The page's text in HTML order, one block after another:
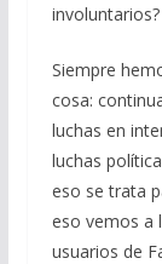
involuntarios?
Siempre
cosa:
luchas en
luchas
eso se trata
eso vemos a
usuarios de